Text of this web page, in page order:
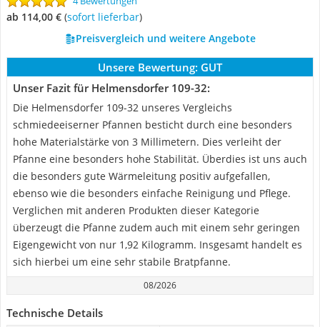
ab 114,00 € ( Sofort lieferbar)
Preisvergleich und weitere Angebote
Unsere Bewertung: GUT
Unser Fazit für Helmensdorfer 109-32:
Die Helmensdorfer 109-32 unseres Vergleichs
schmiedeeiserner Pfannen besticht durch eine besonders
hohe Materialstärke von 3 Millimetern. Dies verleiht der
Pfanne eine besonders hohe Stabilität. Überdies ist uns auch
die besonders gute Wärmeleitung positiv aufgefallen,
ebenso wie die besonders einfache Reinigung und Pflege.
Verglichen mit anderen Produkten dieser Kategorie
überzeugt die Pfanne zudem auch mit einem sehr geringen
Eigengewicht von nur 1,92 Kilogramm. Insgesamt handelt es
sich hierbei um eine sehr stabile Bratpfanne.
08/2026
Technische Details